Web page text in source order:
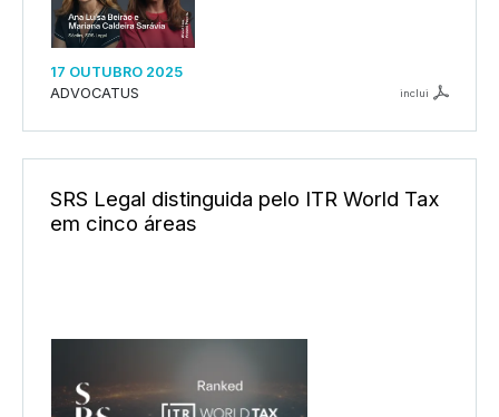
17 OUTUBRO 2025
ADVOCATUS
inclui
SRS Legal distinguida pelo ITR World Tax
em cinco áreas